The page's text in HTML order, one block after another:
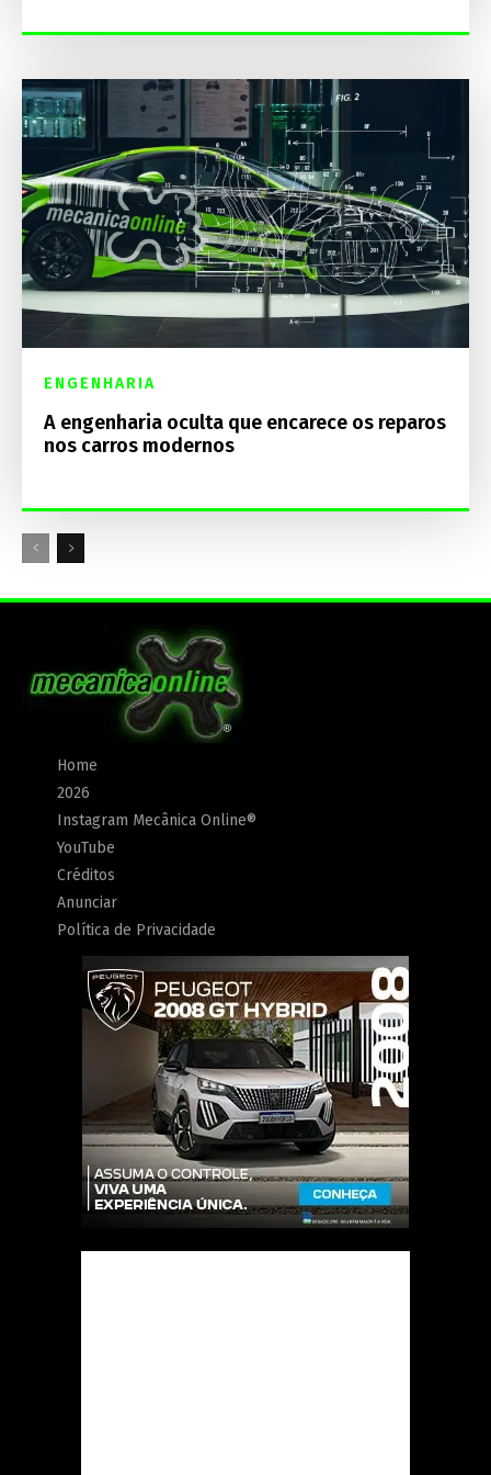
ENGENHARIA
A engenharia oculta que encarece os reparos
nos carros modernos
Home
2026
Instagram Mecânica Online®
YouTube
Créditos
Anunciar
Política de Privacidade